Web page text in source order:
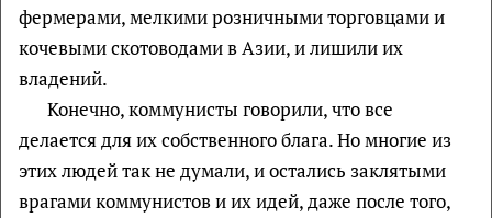
фермерами, мелкими розничными торговцами и
кочевыми скотоводами в Азии, и лишили их
владений.
Конечно, коммунисты говорили, что все
делается для их собственного блага. Но многие из
этих людей так не думали, и остались заклятыми
врагами коммунистов и их идей, даже после того,